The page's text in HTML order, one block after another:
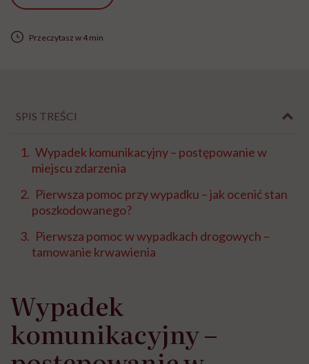
Przeczytasz w 4 min
SPIS TREŚCI
Wypadek komunikacyjny – postępowanie w
miejscu zdarzenia
Pierwsza pomoc przy wypadku – jak ocenić stan
poszkodowanego?
Pierwsza pomoc w wypadkach drogowych –
tamowanie krwawienia
Wypadek
komunikacyjny –